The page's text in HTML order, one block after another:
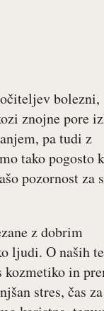
bolezni,
znojne pore
pa tudi z
tako pogosto
pozornost za
z dobrim
ljudi. O naših
kozmetiko in
stres, čas za